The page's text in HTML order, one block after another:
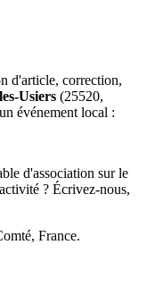
d'article, correction,
Usiers (25520,
événement local :
d'association sur le
? Écrivez-nous,
France.